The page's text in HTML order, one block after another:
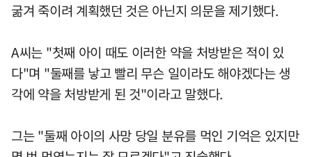
굶겨 죽이려 계획했던 것은 아닌지 의문을 제기했다.
A씨는 "첫째 아이 때도 이러한 약을 처방받은 적이 있
다"며 "둘째를 낳고 빨리 무슨 일이라도 해야겠다는 생
각에 약을 처방받게 된 것"이라고 말했다.
그는 "둘째 아이의 사망 당일 분유를 먹인 기억은 있지만